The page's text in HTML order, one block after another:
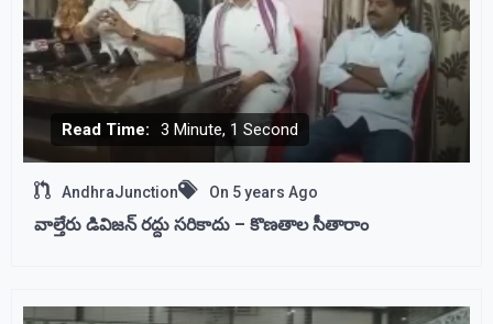
Read Time: 3 Minute, 1 Second
AndhraJunction On 5 years Ago
వాల్తేరు డివిజన్ రద్దు సరికాదు – కొణతాల సీతారాం